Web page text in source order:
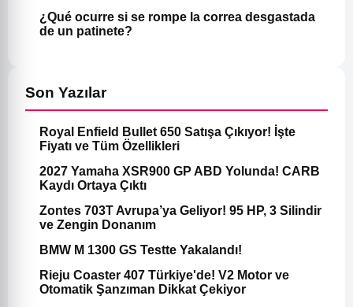
¿Qué ocurre si se rompe la correa desgastada
de un patinete?
Son Yazılar
Royal Enfield Bullet 650 Satışa Çıkıyor! İşte
Fiyatı ve Tüm Özellikleri
2027 Yamaha XSR900 GP ABD Yolunda! CARB
Kaydı Ortaya Çıktı
Zontes 703T Avrupa’ya Geliyor! 95 HP, 3 Silindir
ve Zengin Donanım
BMW M 1300 GS Testte Yakalandı!
Rieju Coaster 407 Türkiye'de! V2 Motor ve
Otomatik Şanzıman Dikkat Çekiyor